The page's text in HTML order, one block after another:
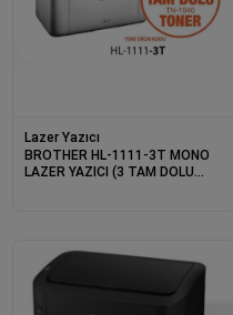
Lazer Yazıcı
BROTHER HL-1111-3T MONO
LAZER YAZICI (3 TAM DOLU